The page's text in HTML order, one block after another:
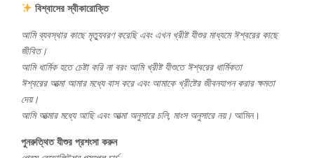
বিশ্বাসের স্বীকারোক্তি
আমি ব্যবস্থার কাছে মৃত্যুবরণ করেছি এবং এখন খ্রীষ্ট যীশুর মাধ্যমে ঈশ্বরের কাছে
জীবিত।
আমি ধার্মিক হতে চেষ্টা করি না বরং আমি খ্রীষ্ট যীশুতে ঈশ্বরের ধার্মিকতা
ঈশ্বরের আত্মা আমার মধ্যে বাস করে এবং আমাকে খ্রীষ্টের জীবনযাপন করার ক্ষমতা
দেয়।
আমি আত্মার মধ্যে আছি এবং আত্মা অনুসারে চলি, মাংস অনুসারে নয়। আমিন।
পুনরুত্থিত যীশুর প্রশংসা করুন